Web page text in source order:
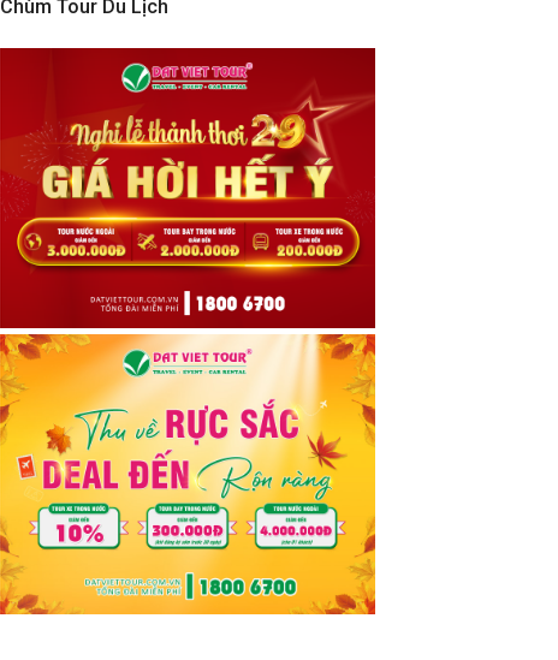
Chùm Tour Du Lịch